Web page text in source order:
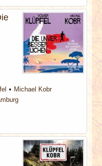
Michael Kobr